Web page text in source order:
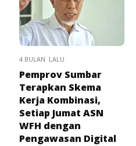
4 BULAN LALU
Pemprov Sumbar
Terapkan Skema
Kerja Kombinasi,
Setiap Jumat ASN
WFH dengan
Pengawasan Digital